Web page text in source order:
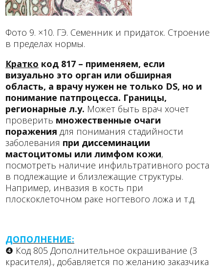
Фото 9. ×10. ГЭ. Семенник и придаток. Строение
в пределах нормы.
Кратко код 817 – применяем, если
визуально это орган или обширная
область, а врачу нужен не только DS, но и
понимание патпроцесса. Границы,
регионарные л.у. Может быть врач хочет
проверить множественные очаги
поражения для понимания стадийности
заболевания при диссеминации
мастоцитомы или лимфом кожи,
посмотреть наличие инфильтративного роста
в подлежащие и близлежащие структуры.
Например, инвазия в кость при
плоскоклеточном раке ногтевого ложа и т.д.
ДОПОЛНЕНИЕ:
❹ Код 805 Дополнительное окрашивание (3
красителя)., добавляется по желанию заказчика